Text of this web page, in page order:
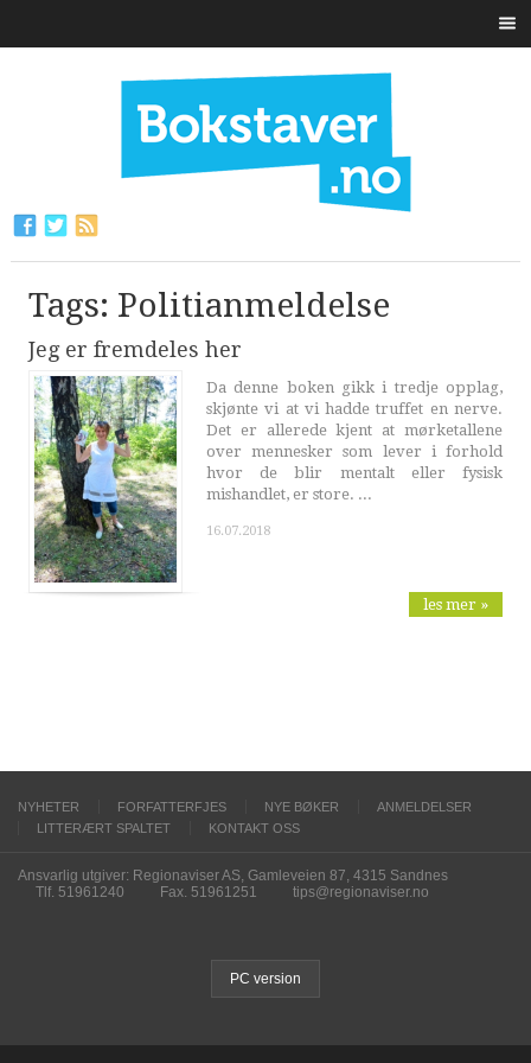
Tags: Politianmeldelse
Jeg er fremdeles her
Da denne boken gikk i tredje opplag,
skjønte vi at vi hadde truffet en nerve.
Det er allerede kjent at mørketallene
over mennesker som lever i forhold
hvor de blir mentalt eller fysisk
mishandlet, er store. ...
16.07.2018
les mer »
NYHETER FORFATTERFJES NYE BØKER
ANMELDELSER
LITTERÆRT SPALTET
KONTAKT OSS
Ansvarlig utgiver: Regionaviser AS, Gamleveien 87, 4315 Sandnes
Tlf. 51961240
Fax. 51961251 tips@regionaviser.no
PC version